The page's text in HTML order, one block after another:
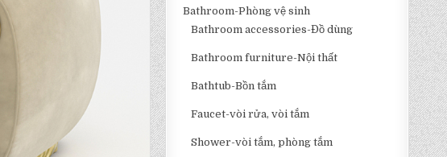
Bathroom-Phòng vệ sinh
Bathroom accessories-Đồ dùng
Bathroom furniture-Nội thất
Bathtub-Bồn tắm
Faucet-vòi rửa, vòi tắm
Shower-vòi tắm, phòng tắm